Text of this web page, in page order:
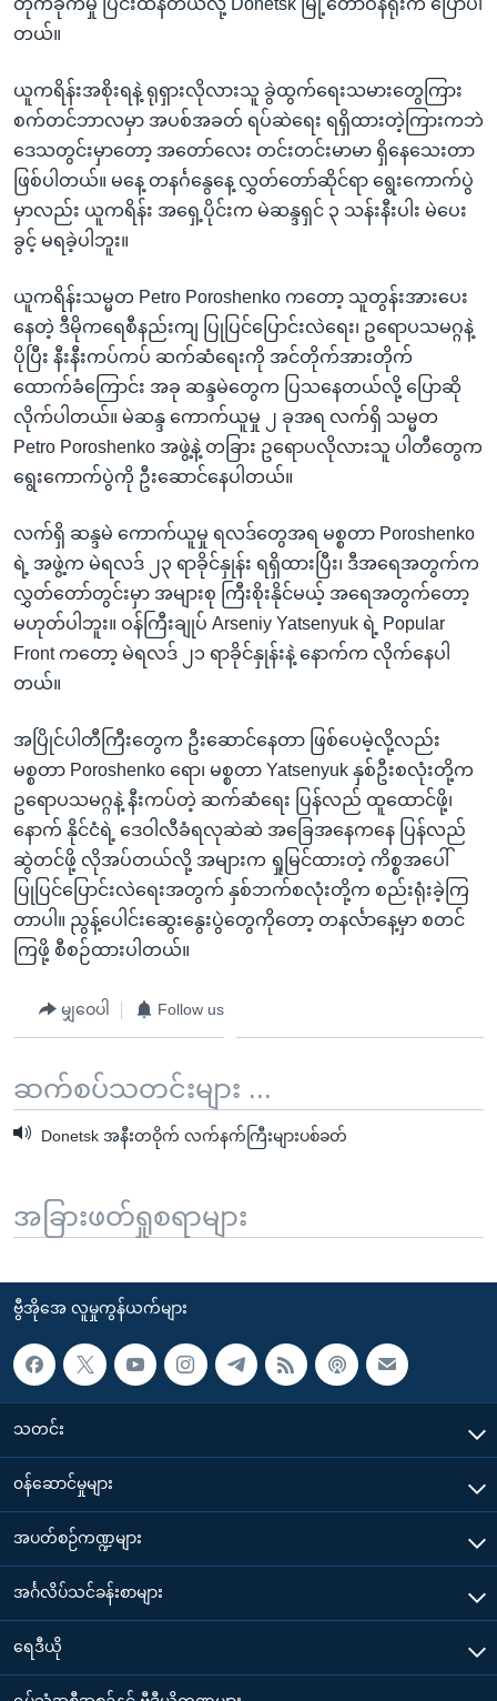
တယ်။
ယူကရိန်းအစိုးရနဲ့ ရုရှားလိုလားသူ ခွဲထွက်ရေးသမားတွေကြား
စက်တင်ဘာလမှာ အပစ်အခတ် ရပ်ဆဲရေး ရရှိထားတဲ့ကြားကဘဲ
ဒေသတွင်းမှာတော့ အတော်လေး တင်းတင်းမာမာ ရှိနေသေးတာ
ဖြစ်ပါတယ်။ မနေ့ တနင်္ဂနွေနေ့ လွှတ်တော်ဆိုင်ရာ ရွေးကောက်ပွဲ
မှာလည်း ယူကရိန်း အရှေ့ပိုင်းက မဲဆန္ဒရှင် ၃ သန်းနီးပါး မဲပေး
ခွင့် မရခဲ့ပါဘူး။
ယူကရိန်းသမ္မတ Petro Poroshenko ကတော့ သူတွန်းအားပေး
နေတဲ့ ဒီမိုကရေစီနည်းကျ ပြုပြင်ပြောင်းလဲရေး၊ ဥရောပသမဂ္ဂနဲ့
ပိုပြီး နီးနီးကပ်ကပ် ဆက်ဆံရေးကို အင်တိုက်အားတိုက်
ထောက်ခံကြောင်း အခု ဆန္ဒမဲတွေက ပြသနေတယ်လို့ ပြောဆို
လိုက်ပါတယ်။ မဲဆန္ဒ ကောက်ယူမှု ၂ ခုအရ လက်ရှိ သမ္မတ
Petro Poroshenko အဖွဲ့နဲ့ တခြား ဥရောပလိုလားသူ ပါတီတွေက
ရွေးကောက်ပွဲကို ဦးဆောင်နေပါတယ်။
လက်ရှိ ဆန္ဒမဲ ကောက်ယူမှု ရလဒ်တွေအရ မစ္စတာ Poroshenko
ရဲ့ အဖွဲ့က မဲရလဒ် ၂၃ ရာခိုင်နှုန်း ရရှိထားပြီး၊ ဒီအရေအတွက်က
လွှတ်တော်တွင်းမှာ အများစု ကြီးစိုးနိုင်မယ့် အရေအတွက်တော့
မဟုတ်ပါဘူး။ ဝန်ကြီးချုပ် Arseniy Yatsenyuk ရဲ့ Popular
Front ကတော့ မဲရလဒ် ၂၁ ရာခိုင်နှုန်းနဲ့ နောက်က လိုက်နေပါ
တယ်။
အပြိုင်ပါတီကြီးတွေက ဦးဆောင်နေတာ ဖြစ်ပေမဲ့လို့လည်း
မစ္စတာ Poroshenko ရော၊ မစ္စတာ Yatsenyuk နှစ်ဦးစလုံးတို့က
ဥရောပသမဂ္ဂနဲ့ နီးကပ်တဲ့ ဆက်ဆံရေး ပြန်လည် ထူထောင်ဖို့၊
နောက် နိုင်ငံရဲ့ ဒေဝါလီခံရလုဆဲဆဲ အခြေအနေကနေ ပြန်လည်
ဆွဲတင်ဖို့ လိုအပ်တယ်လို့ အများက ရှုမြင်ထားတဲ့ ကိစ္စအပေါ်
ပြုပြင်ပြောင်းလဲရေးအတွက် နှစ်ဘက်စလုံးတို့က စည်းရုံးခဲ့ကြ
တာပါ။ ညွန့်ပေါင်းဆွေးနွေးပွဲတွေကိုတော့ တနင်္လာနေ့မှာ စတင်
ကြဖို့ စီစဉ်ထားပါတယ်။
မျှဝေပါ Follow us
ဆက်စပ်သတင်းများ ...
Donetsk အနီးတဝိုက် လက်နက်ကြီးများပစ်ခတ်
အခြားဖတ်ရှုစရာများ
ဗွီအိုအေ လူမှုကွန်ယက်များ
သတင်း
၀န်ဆောင်မှုများ
အပတ်စဉ်ကဏ္ဍများ
အင်္ဂလိပ်သင်ခန်းစာများ
ရေဒီယို